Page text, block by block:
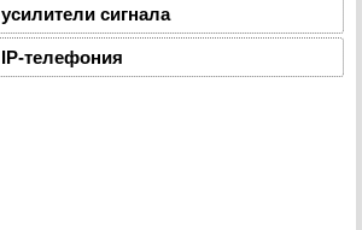
усилители сигнала
IP-телефония